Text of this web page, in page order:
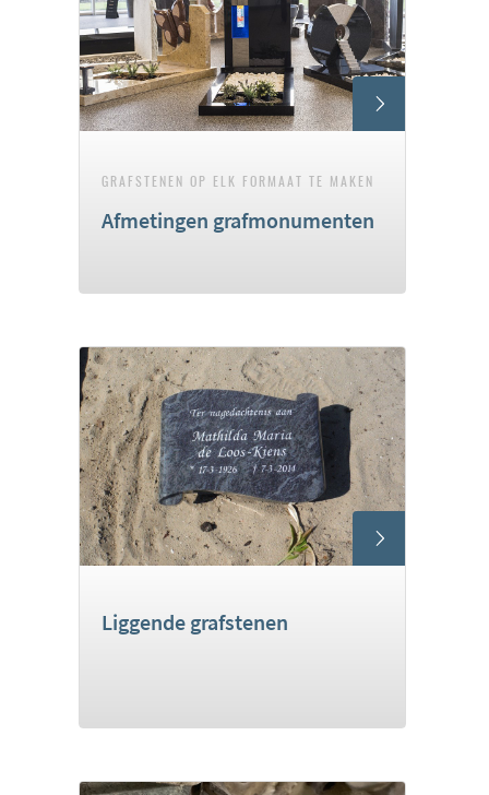
GRAFSTENEN OP ELK FORMAAT TE MAKEN
Afmetingen grafmonumenten
Liggende grafstenen